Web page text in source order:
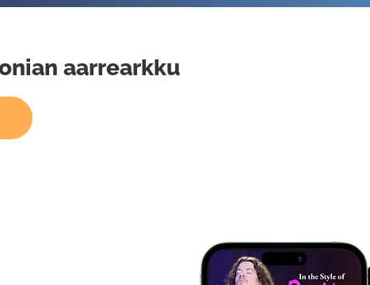
aarrearkku